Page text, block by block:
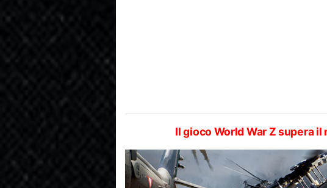
Il gioco World War Z supera